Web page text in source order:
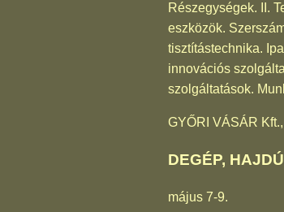
Részegységek. II.
eszközök.
tisztítástechnika.
innovációs
szolgáltatások.
GYŐRI VÁSÁR
DEGÉP,
május 7-9.